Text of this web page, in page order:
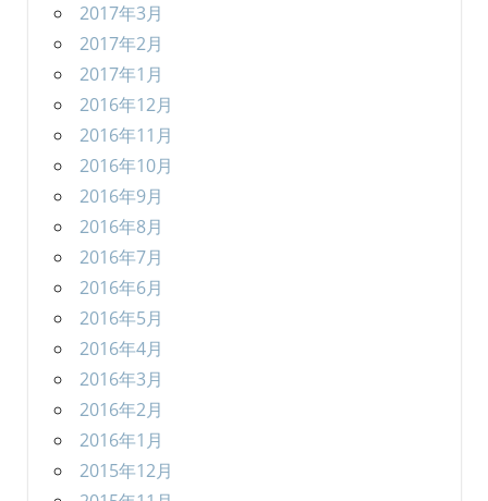
2017年3月
2017年2月
2017年1月
2016年12月
2016年11月
2016年10月
2016年9月
2016年8月
2016年7月
2016年6月
2016年5月
2016年4月
2016年3月
2016年2月
2016年1月
2015年12月